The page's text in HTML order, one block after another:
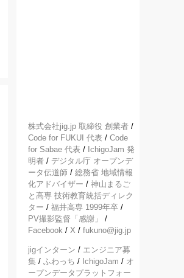
株式会社jig.jp 取締役 創業者 /
Code for FUKUI 代表 / Code
for Sabae 代表 / IchigoJam 発
明者 / デジタル庁 オープンデ
ータ伝道師 / 総務省 地域情報
化アドバイザー / 神山まるご
と高専 技術教育統括ディレク
ター / 福井高専 1999年卒 /
PV撮影監督「感謝」
/
Facebook / X / fukuno@jig.jp
jigインターン / エンジニア募
集 / ふわっち / IchigoJam / オ
ープンデータプラットフォー